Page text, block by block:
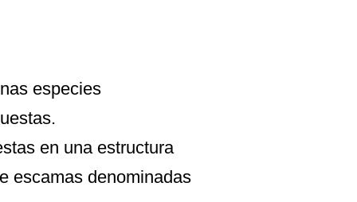
especies
en una estructura
escamas denominadas